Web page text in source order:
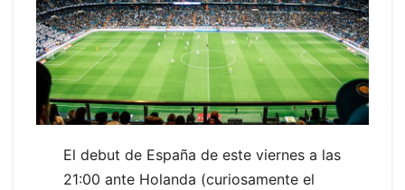
El debut de España de este viernes a las
21:00 ante Holanda (curiosamente el